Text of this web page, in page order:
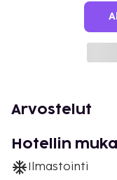
Arvostelut
Hotellin
Ilmastointi